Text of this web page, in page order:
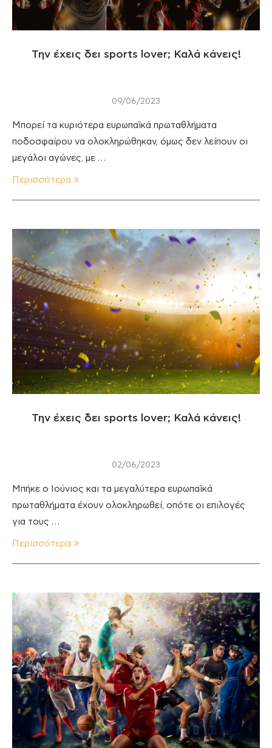
Την έχεις δει sports lover; Καλά κάνεις!
09/06/2023
Μπορεί τα κυριότερα ευρωπαϊκά πρωταθλήματα
ποδοσφαίρου να ολοκληρώθηκαν, όμως δεν λείπουν οι
μεγάλοι αγώνες, με …
Περισσότερα
Την έχεις δει sports lover; Καλά κάνεις!
02/06/2023
Μπήκε ο Ιούνιος και τα μεγαλύτερα ευρωπαϊκά
πρωταθλήματα έχουν ολοκληρωθεί, οπότε οι επιλογές
για τους …
Περισσότερα